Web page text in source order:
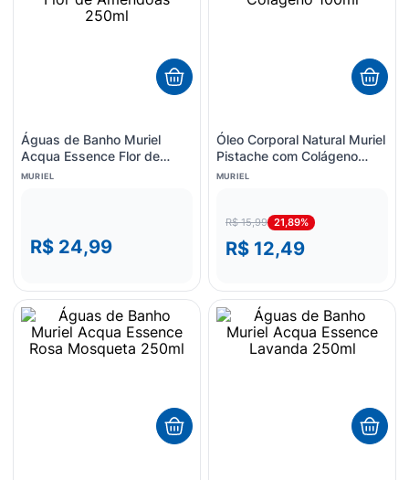
Águas de Banho Muriel
Acqua Essence Flor de
Amêndoas 250ml
MURIEL
R$ 24,99
Óleo Corporal Natural Muriel
Pistache com Colágeno
100ml
MURIEL
R$ 15,99 21,89%
R$ 12,49